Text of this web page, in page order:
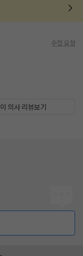
수정 요청
이 의사 리뷰보기